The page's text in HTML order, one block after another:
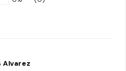
Alvarez